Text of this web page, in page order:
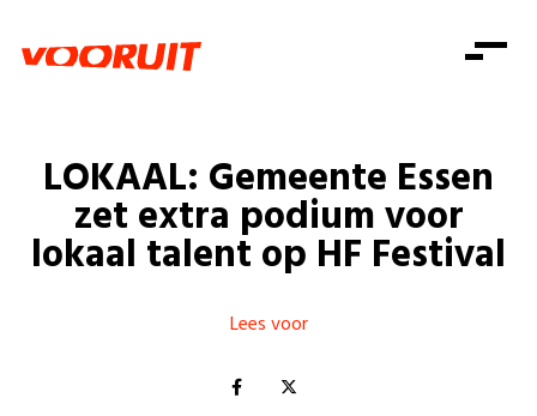
Zorg
Gelijke kansen
Consumentenbescherming
Pensioenen
Onze mensen
Standpunten
Vacatures
Doe mee
Doe mee
Word lid
Mis niets
Shop
Zoeken
Doe mee
LOKAAL: Gemeente Essen
zet extra podium voor
lokaal talent op HF Festival
Lees voor